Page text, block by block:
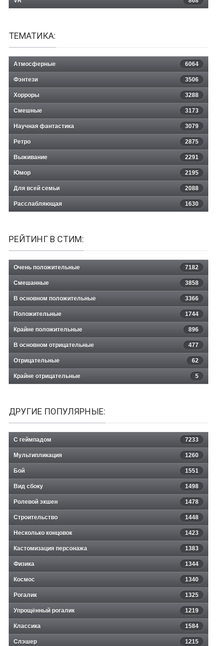
ТЕМАТИКА:
Атмосферные 6064
Фэнтези 3506
Хорроры 3288
Смешные 3173
Научная фантастика 3079
Ретро 2875
Выживание 2291
Юмор 2195
Для всей семьи 2088
Расслабляющая 1630
РЕЙТИНГ В СТИМ:
Очень положительные 7182
Смешанные 3858
В основном положительные 3366
Положительные 1744
Крайне положительные 896
В основном отрицательные 477
Отрицательные 62
Крайне отрицательные 5
ДРУГИЕ ПОПУЛЯРНЫЕ:
С геймпадом 7233
Мультипликация 1260
Бой 1551
Вид сбоку 1498
Ролевой экшен 1478
Строительство 1448
Несколько концовок 1423
Кастомизация персонажа 1383
Физика 1344
Космос 1340
Рогалик 1325
Упрощённый рогалик 1219
Классика 1584
Слэшер 1215